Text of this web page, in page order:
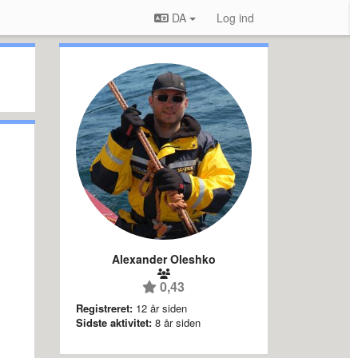
DA Log ind
Alexander Oleshko
0,43
Registreret: 12 år siden
Sidste aktivitet: 8 år siden